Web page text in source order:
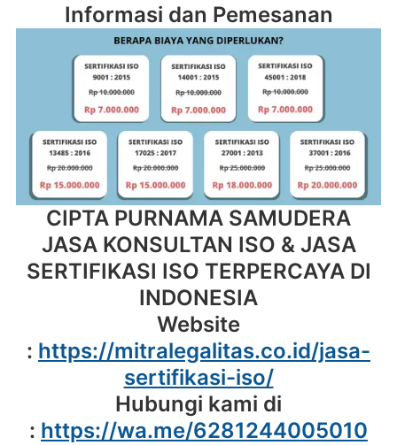
Informasi dan Pemesanan
CIPTA PURNAMA SAMUDERA
JASA KONSULTAN ISO & JASA
SERTIFIKASI ISO TERPERCAYA DI
INDONESIA
Website
: https://mitralegalitas.co.id/jasa-
sertifikasi-iso/
Hubungi kami di
: https://wa.me/6281244005010